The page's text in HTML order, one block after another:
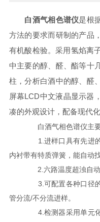
白酒气相色谱仪是根
方法的要求而研制的产品
有机酸检验。采用氢焰离
中主要的醇、醛、酯等十
柱，分析白酒中的醇、醛
屏幕LCD中文液晶显示器
凑的外观设计，配备现代
白酒气相色谱仪主要
1.进样口具有先进的
内衬带有特质弹簧，能自动
2.六路温度超浊自动
3.可配置各种口径的
管分流/不分流进样。
4.检测器采用单元化